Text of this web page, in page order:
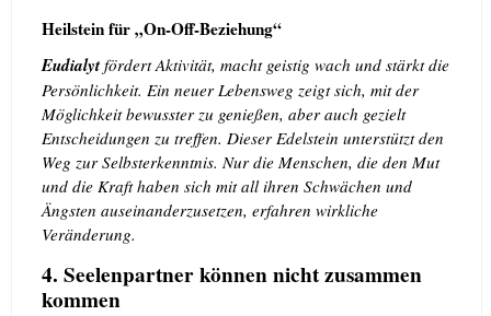
Heilstein für „On-Off-Beziehung“
Eudialytfördert Aktivität, macht geistig wach und stärkt die
Persönlichkeit. Ein neuer Lebensweg zeigt sich, mit der
Möglichkeit bewusster zu genießen, aber auch gezielt
Entscheidungen zu treffen. Dieser Edelstein unterstützt den
Weg zur Selbsterkenntnis. Nur die Menschen, die den Mut
und die Kraft haben sich mit all ihren Schwächen und
Ängsten auseinanderzusetzen, erfahren wirkliche
Veränderung.
4. Seelenpartner können nicht zusammen
kommen